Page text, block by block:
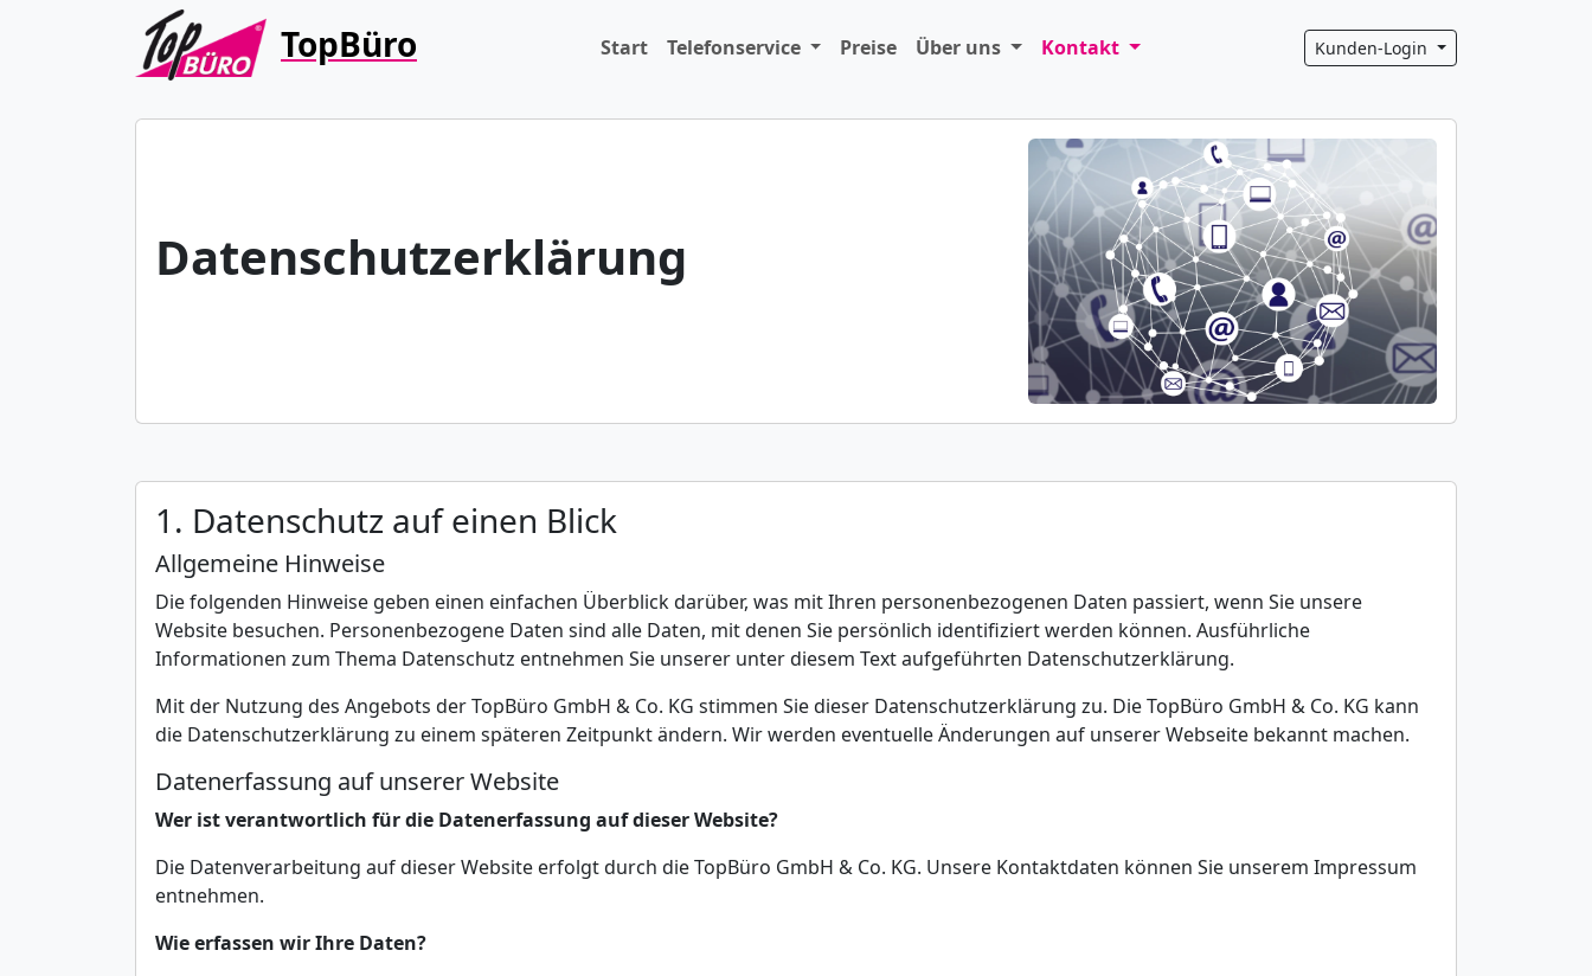
TopBüro Start Telefonservice Preise Über uns Kontakt Kunden-Login
Datenschutzerklärung
1. Datenschutz auf einen Blick
Allgemeine Hinweise
Die folgenden Hinweise geben einen einfachen Überblick darüber, was mit Ihren personenbezogenen Daten passiert, wenn Sie unsere
Website besuchen. Personenbezogene Daten sind alle Daten, mit denen Sie persönlich identifiziert werden können. Ausführliche
Informationen zum Thema Datenschutz entnehmen Sie unserer unter diesem Text aufgeführten Datenschutzerklärung.
Mit der Nutzung des Angebots der TopBüro GmbH & Co. KG stimmen Sie dieser Datenschutzerklärung zu. Die TopBüro GmbH & Co. KG kann
die Datenschutzerklärung zu einem späteren Zeitpunkt ändern. Wir werden eventuelle Änderungen auf unserer Webseite bekannt machen.
Datenerfassung auf unserer Website
Wer ist verantwortlich für die Datenerfassung auf dieser Website?
Die Datenverarbeitung auf dieser Website erfolgt durch die TopBüro GmbH & Co. KG. Unsere Kontaktdaten können Sie unserem Impressum
entnehmen.
Wie erfassen wir Ihre Daten?